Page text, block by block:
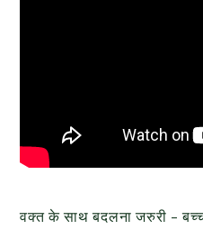
वक्त के साथ बदलना जरुरी –